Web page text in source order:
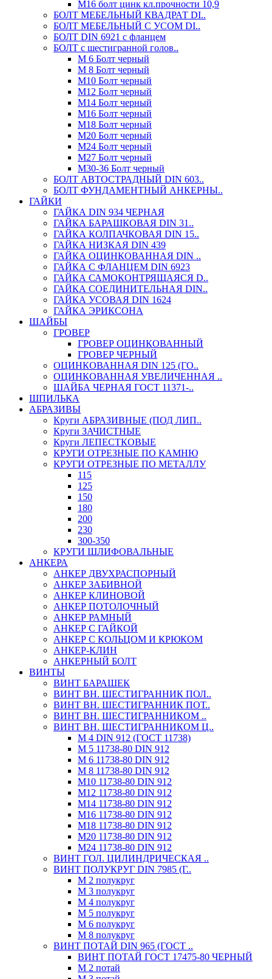
М16 болт цинк кл.прочности 10,9
БОЛТ МЕБЕЛЬНЫЙ КВАДРАТ DI..
БОЛТ МЕБЕЛЬНЫЙ С УСОМ DI..
БОЛТ DIN 6921 c фланцем
БОЛТ с шестигранной голов..
М 6 Болт черный
М 8 Болт черный
М10 Болт черный
М12 Болт черный
М14 Болт черный
М16 Болт черный
М18 Болт черный
М20 Болт черный
М24 Болт черный
М27 Болт черный
М30-36 Болт черный
БОЛТ АВТОСТРАДНЫЙ DIN 603..
БОЛТ ФУНДАМЕНТНЫЙ АНКЕРНЫ..
ГАЙКИ
ГАЙКА DIN 934 ЧЕРНАЯ
ГАЙКА БАРАШКОВАЯ DIN 31..
ГАЙКА КОЛПАЧКОВАЯ DIN 15..
ГАЙКА НИЗКАЯ DIN 439
ГАЙКА ОЦИНКОВАННАЯ DIN ..
ГАЙКА С ФЛАНЦЕМ DIN 6923
ГАЙКА САМОКОНТРЯЩАЯСЯ D..
ГАЙКА СОЕДИНИТЕЛЬНАЯ DIN..
ГАЙКА УСОВАЯ DIN 1624
ГАЙКА ЭРИКСОНА
ШАЙБЫ
ГРОВЕР
ГРОВЕР ОЦИНКОВАННЫЙ
ГРОВЕР ЧЕРНЫЙ
ОЦИНКОВАННАЯ DIN 125 (ГО..
ОЦИНКОВАННАЯ УВЕЛИЧЕННАЯ ..
ШАЙБА ЧЕРНАЯ ГОСТ 11371-..
ШПИЛЬКА
АБРАЗИВЫ
Круги АБРАЗИВНЫЕ (ПОД ЛИП..
Круги ЗАЧИСТНЫЕ
Круги ЛЕПЕСТКОВЫЕ
КРУГИ ОТРЕЗНЫЕ ПО КАМНЮ
КРУГИ ОТРЕЗНЫЕ ПО МЕТАЛЛУ
115
125
150
180
200
230
300-350
КРУГИ ШЛИФОВАЛЬНЫЕ
АНКЕРА
АНКЕР ДВУХРАСПОРНЫЙ
АНКЕР ЗАБИВНОЙ
АНКЕР КЛИНОВОЙ
АНКЕР ПОТОЛОЧНЫЙ
АНКЕР РАМНЫЙ
АНКЕР С ГАЙКОЙ
АНКЕР С КОЛЬЦОМ И КРЮКОМ
АНКЕР-КЛИН
АНКЕРНЫЙ БОЛТ
ВИНТЫ
ВИНТ БАРАШЕК
ВИНТ ВН. ШЕСТИГРАННИК ПОЛ..
ВИНТ ВН. ШЕСТИГРАННИК ПОТ..
ВИНТ ВН. ШЕСТИГРАННИКОМ ..
ВИНТ ВН. ШЕСТИГРАННИКОМ Ц..
М 4 DIN 912 (ГОСТ 11738)
М 5 11738-80 DIN 912
М 6 11738-80 DIN 912
М 8 11738-80 DIN 912
М10 11738-80 DIN 912
М12 11738-80 DIN 912
М14 11738-80 DIN 912
М16 11738-80 DIN 912
М18 11738-80 DIN 912
М20 11738-80 DIN 912
М24 11738-80 DIN 912
ВИНТ ГОЛ. ЦИЛИНДРИЧЕСКАЯ ..
ВИНТ ПОЛУКРУГ DIN 7985 (Г..
М 2 полукруг
М 3 полукруг
М 4 полукруг
М 5 полукруг
М 6 полукруг
М 8 полукруг
ВИНТ ПОТАЙ DIN 965 (ГОСТ ..
ВИНТ ПОТАЙ ГОСТ 17475-80 ЧЕРНЫЙ
М 2 потай